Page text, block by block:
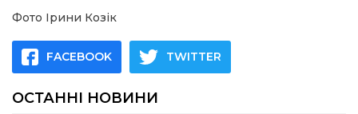
Фото Ірини Козік
FACEBOOK TWITTER
ОСТАННІ НОВИНИ